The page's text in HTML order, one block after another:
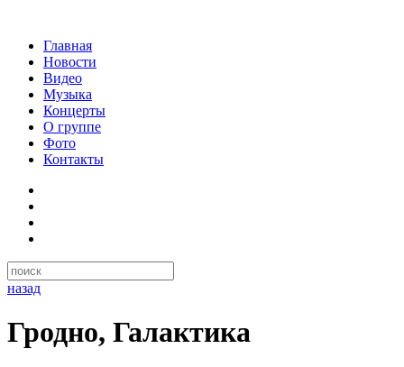
Главная
Новости
Видео
Музыка
Концерты
О группе
Фото
Контакты
назад
Гродно, Галактика